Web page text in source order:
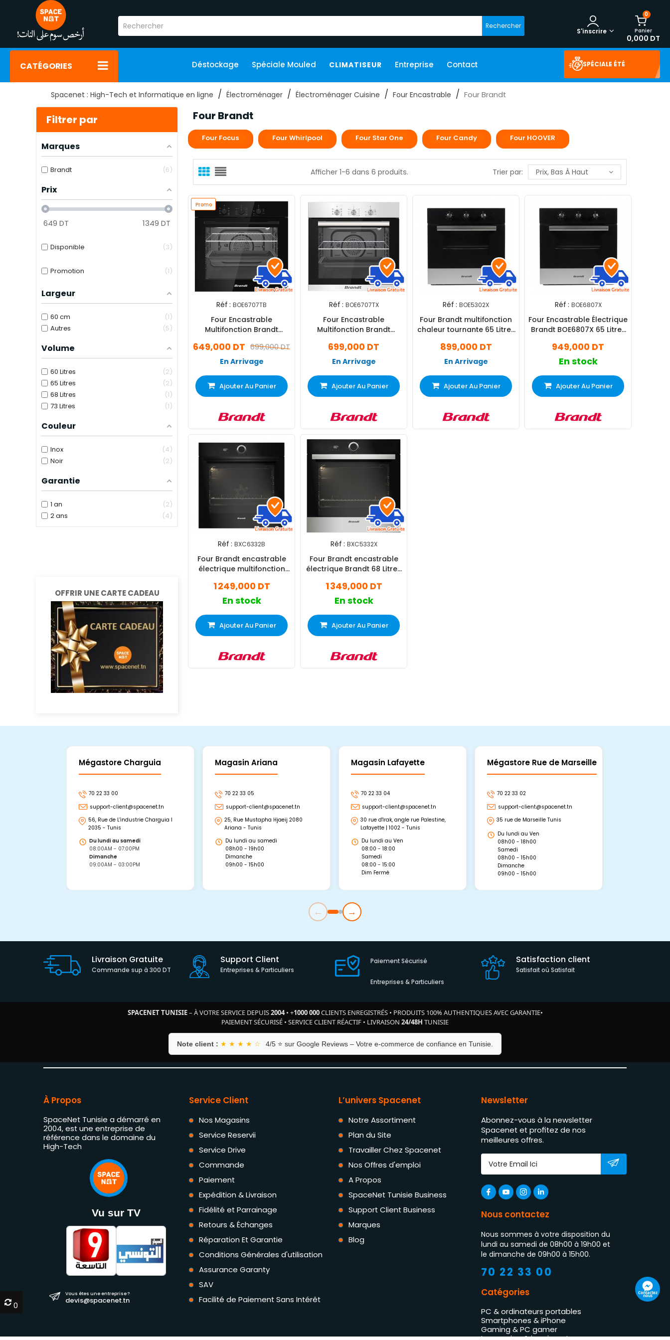
Rechercher
0
Panier
0,000 DT
S'inscrire
CATÉGORIES Déstockage Spéciale Mouled CLIMATISEUR Entreprise Contact SPÉCIALE ÉTÉ
Spacenet : High-Tech et Informatique en ligne Électroménager Électroménager Cuisine Four Encastrable Four Brandt
Filtrer par
Marques
Brandt 6
Prix
649 DT 1349 DT
Disponible 3
Promotion 1
Largeur
60 cm
1
Autres
5
Volume
60 Litres
2
65 Litres
2
68 Litres
1
73 Litres
1
Couleur
Inox
4
Noir
2
Garantie
1 an
2
2 ans
4
OFFRIR UNE CARTE CADEAU
Four Brandt
Four Focus Four Whirlpool Four Star One Four Candy Four HOOVER
Afficher 1-6 dans 6 produits. Trier par: Prix, Bas À Haut
Promo
Réf : BOE6707TB
Four Encastrable
Multifonction Brandt
699,000 DT
649,000 DT
En Arrivage
Ajouter Au Panier
Réf : BOE6707TX
Four Encastrable
Multifonction Brandt
699,000 DT
En Arrivage
Ajouter Au Panier
Réf : BOE5302X
Four Brandt multifonction
chaleur tournante 65 Litres
899,000 DT
En Arrivage
Ajouter Au Panier
Réf : BOE6807X
Four Encastrable Électrique
Brandt BOE6807X 65 Litres
949,000 DT
En stock
Ajouter Au Panier
Réf : BXC6332B
Four Brandt encastrable
électrique multifonction
BXC6332B
1 249,000 DT
En stock
Ajouter Au Panier
Réf : BXC5332X
Four Brandt encastrable
électrique Brandt 68 Litres
1 349,000 DT
En stock
Ajouter Au Panier
Mégastore Charguia
70 22 33 00
support-client@spacenet.tn
56, Rue de L'industrie Charguia I
2035 - Tunis
Du lundi au samedi
08:00AM - 07:00PM
Dimanche
09:00AM - 03:00PM
Magasin Ariana
70 22 33 05
support-client@spacenet.tn
25, Rue Mustapha Hjaeij 2080
Ariana - Tunis
Du lundi au samedi
08h00 - 19h00
Dimanche
09h00 - 15h00
Magasin Lafayette
70 22 33 04
support-client@spacenet.tn
30 rue d'Irak, angle rue Palestine,
Lafayette | 1002 - Tunis
Du lundi au Ven
08:00 - 18:00
Samedi
08:00 - 15:00
Dim Fermé
Mégastore Rue de Marseille
70 22 33 02
support-client@spacenet.tn
35 rue de Marseille Tunis
Du lundi au Ven
08h00 - 18h00
Samedi
08h00 - 15h00
Dimanche
09h00 - 15h00
← →
Livraison Gratuite
Commande sup à 300 DT
Support Client
Entreprises & Particuliers
Paiement Sécurisé
Entreprises & Particuliers
Satisfaction client
Satisfait où Satisfait
SPACENET TUNISIE– À VOTRE SERVICE DEPUIS2004• +1000 000CLIENTS ENREGISTRÉS• PRODUITS 100% AUTHENTIQUES AVEC GARANTIE•
PAIEMENT SÉCURISÉ • SERVICE CLIENT RÉACTIF • LIVRAISON 24/48H TUNISIE
Note client : ★ ★ ★ ★ ☆ 4/5 ⭐ sur Google Reviews – Votre e-commerce de confiance en Tunisie.
À Propos
SpaceNet Tunisie a démarré en
2004, est une entreprise de
référence dans le domaine du
High-Tech
Vu sur TV
Vous êtes une entreprise ?
devis@spacenet.tn
Service Client
Nos Magasins
Service Reservii
Service Drive
Commande
Paiement
Expédition & Livraison
Fidélité et Parrainage
Retours & Échanges
Réparation Et Garantie
Conditions Générales d'utilisation
Assurance Garanty
SAV
Facilité de Paiement Sans Intérêt
L’univers Spacenet
Notre Assortiment
Plan du Site
Travailler Chez Spacenet
Nos Offres d'emploi
A Propos
SpaceNet Tunisie Business
Support Client Business
Marques
Blog
Newsletter
Abonnez-vous à la newsletter
Spacenet et profitez de nos
meilleures offres.
Nous contactez
Nous sommes à votre disposition du
lundi au samedi de 08h00 à 19h00 et
le dimanche de 09h00 à 15h00.
70 22 33 00
Catégories
PC & ordinateurs portables
Smartphones & iPhone
Gaming & PC gamer
Contactez
nous
0
0